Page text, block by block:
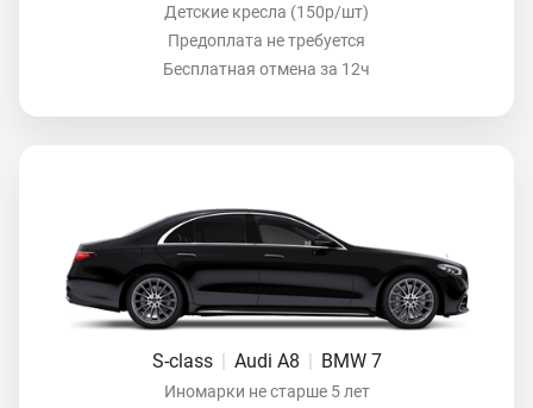
Детские кресла (150р/шт)
Предоплата не требуется
Бесплатная отмена за 12ч
S-class | Audi A8 | BMW 7
Иномарки не старше 5 лет